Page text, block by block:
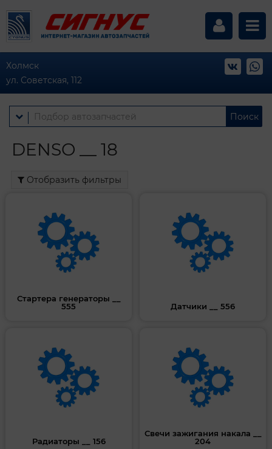
Холмск
ул. Советская, 112
Поиск
DENSO __ 18
Отобразить фильтры
Cтартера генераторы __
555
Датчики __ 556
Радиаторы __ 156
Свечи зажигания накала __
204